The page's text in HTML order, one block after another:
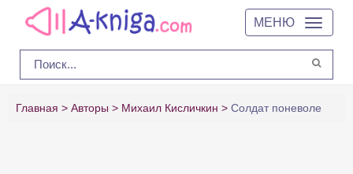
МЕНЮ
Главная Авторы Михаил Кисличкин Солдат поневоле